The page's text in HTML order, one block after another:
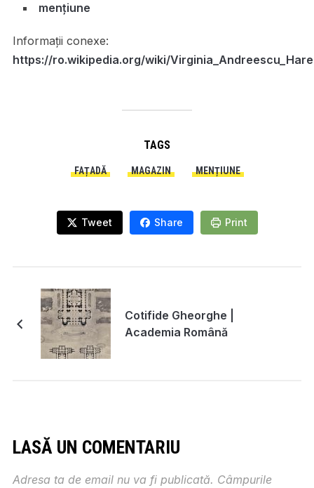
mențiune
Informații conexe:
https://ro.wikipedia.org/wiki/
TAGS
FAȚADĂ MAGAZIN MENȚIUNE
Tweet Share Print
Cotifide Gheorghe |
Academia Română
LASĂ UN COMENTARIU
Adresa ta de email nu va fi publicată. Câmpurile